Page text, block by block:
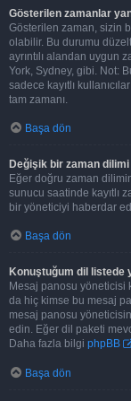
Gösterilen zamanlar
Gösterilen zaman, sizin
olabilir. Bu durumu
ayrıntılı alandan uygun
York, Sydney, gibi. Not:
sadece kayıtlı
tam zamanı.
Başa dön
Değişik bir zaman
Eğer doğru zaman
sunucu saatinde kayıtlı
bir yöneticiyi haberdar
Başa dön
Konuştuğum dil listede
Mesaj panosu yöneticisi
da hiç kimse bu mesaj
mesaj panosu
edin. Eğer dil paketi
Daha fazla bilgi phpBB
Başa dön